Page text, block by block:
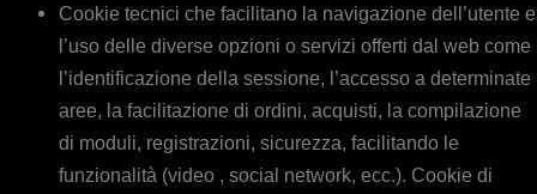
Cookie tecnici che facilitano la navigazione dell’utente e
l’uso delle diverse opzioni o servizi offerti dal web come
l’identificazione della sessione, l’accesso a determinate
aree, la facilitazione di ordini, acquisti, la compilazione
di moduli, registrazioni, sicurezza, facilitando le
funzionalità (video , social network, ecc.). Cookie di